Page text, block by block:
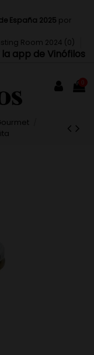
España 2025 por
Room 2024 (0 )
app de Vinófilos
0